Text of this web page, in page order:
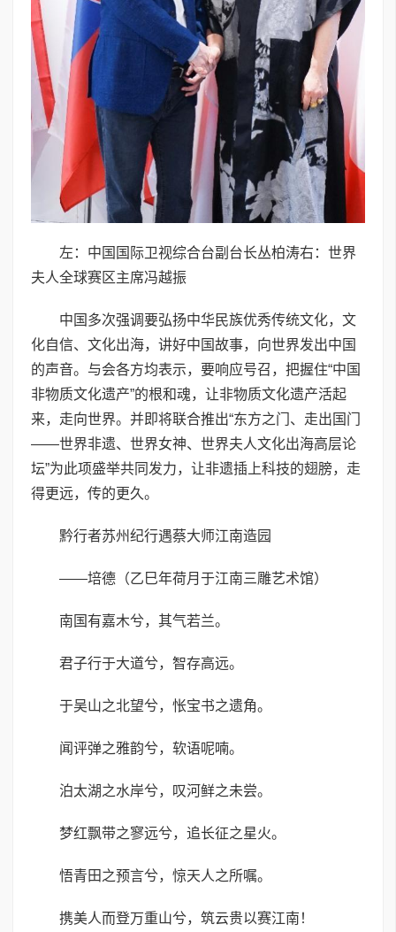
左：中国国际卫视综合台副台长丛柏涛右：世界
夫人全球赛区主席冯越振
中国多次强调要弘扬中华民族优秀传统文化，文
化自信、文化出海，讲好中国故事，向世界发出中国
的声音。与会各方均表示，要响应号召，把握住“中国
非物质文化遗产”的根和魂，让非物质文化遗产活起
来，走向世界。并即将联合推出“东方之门、走出国门
——世界非遗、世界女神、世界夫人文化出海高层论
坛”为此项盛举共同发力，让非遗插上科技的翅膀，走
得更远，传的更久。
黔行者苏州纪行遇蔡大师江南造园
——培德（乙巳年荷月于江南三雕艺术馆）
南国有嘉木兮，其气若兰。
君子行于大道兮，智存高远。
于吴山之北望兮，怅宝书之遗角。
闻评弹之雅韵兮，软语呢喃。
泊太湖之水岸兮，叹河鲜之未尝。
梦红飘带之寥远兮，追长征之星火。
悟青田之预言兮，惊天人之所嘱。
携美人而登万重山兮，筑云贵以赛江南！